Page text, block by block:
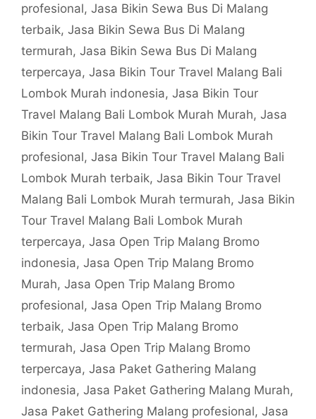
profesional, Jasa Bikin Sewa Bus Di Malang
terbaik, Jasa Bikin Sewa Bus Di Malang
termurah, Jasa Bikin Sewa Bus Di Malang
terpercaya, Jasa Bikin Tour Travel Malang Bali
Lombok Murah indonesia, Jasa Bikin Tour
Travel Malang Bali Lombok Murah Murah, Jasa
Bikin Tour Travel Malang Bali Lombok Murah
profesional, Jasa Bikin Tour Travel Malang Bali
Lombok Murah terbaik, Jasa Bikin Tour Travel
Malang Bali Lombok Murah termurah, Jasa Bikin
Tour Travel Malang Bali Lombok Murah
terpercaya, Jasa Open Trip Malang Bromo
indonesia, Jasa Open Trip Malang Bromo
Murah, Jasa Open Trip Malang Bromo
profesional, Jasa Open Trip Malang Bromo
terbaik, Jasa Open Trip Malang Bromo
termurah, Jasa Open Trip Malang Bromo
terpercaya, Jasa Paket Gathering Malang
indonesia, Jasa Paket Gathering Malang Murah,
Jasa Paket Gathering Malang profesional, Jasa